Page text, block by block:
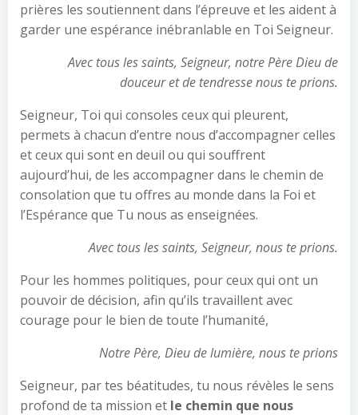
prières les soutiennent dans l’épreuve et les aident à
garder une espérance inébranlable en Toi Seigneur.
Avec tous les saints, Seigneur, notre Père Dieu de
douceur et de tendresse nous te prions.
Seigneur, Toi qui consoles ceux qui pleurent,
permets à chacun d’entre nous d’accompagner celles
et ceux qui sont en deuil ou qui souffrent
aujourd’hui, de les accompagner dans le chemin de
consolation que tu offres au monde dans la Foi et
l’Espérance que Tu nous as enseignées.
Avec tous les saints, Seigneur, nous te prions.
Pour les hommes politiques, pour ceux qui ont un
pouvoir de décision, afin qu’ils travaillent avec
courage pour le bien de toute l’humanité,
Notre Père, Dieu de lumière, nous te prions
Seigneur, par tes béatitudes, tu nous révèles le sens
profond de ta mission et le chemin que nous